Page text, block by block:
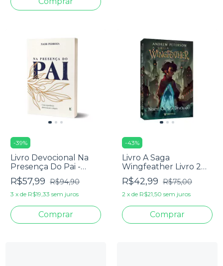
-39%
Livro Devocional Na
Presença Do Pai -
Naor Pedroza
R$57,99 R$94,90
3 x de R$19,33 sem juros
-43%
Livro A Saga
Wingfeather Livro 2
Norte! Ou Seja
Devorado - Andrew
Peterson
R$42,99 R$75,00
2 x de R$21,50 sem juros